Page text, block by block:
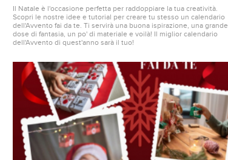
Il Natale è l'occasione perfetta per raddoppiare la tua creatività.
Scopri le nostre idee e tutorial per creare tu stesso un calendario
dell'Avvento fai da te. Ti servirà una buona ispirazione, una grande
dose di fantasia, un po' di materiale e voilà! Il miglior calendario
dell'Avvento di quest'anno sarà il tuo!